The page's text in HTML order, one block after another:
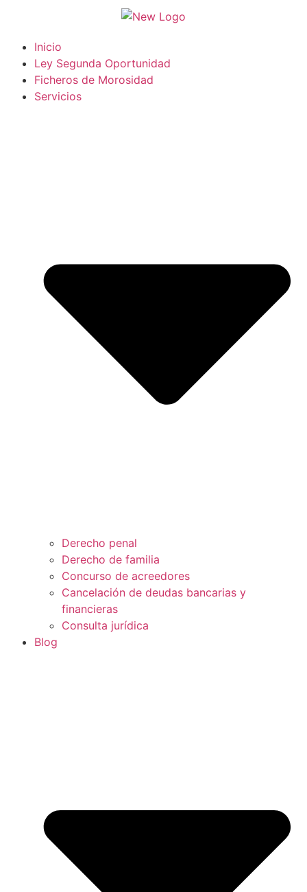
Inicio
Ley Segunda Oportunidad
Ficheros de Morosidad
Servicios
Derecho penal
Derecho de familia
Concurso de acreedores
Cancelación de deudas bancarias y
financieras
Consulta jurídica
Blog